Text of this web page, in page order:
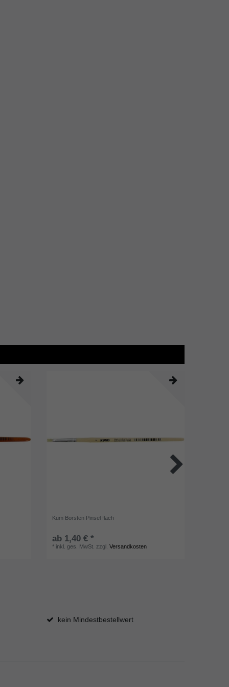
Kum Borsten Pinsel flach
ab 1,40 € *
* inkl. ges. MwSt. zzgl.Versandkosten
kein Mindestbestellwert